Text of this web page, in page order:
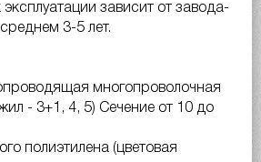
эксплуатации зависит от завода-
3-5 лет.
многопроволочная
- 3+1, 4, 5) Сечение от 10 до
полиэтилена (цветовая